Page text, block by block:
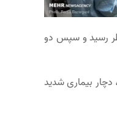
از ساوند هلث، محققان موج آلودگی کووید ۱۹ را که در بهار ۲۰۲۰ به قطر رسید و سپس دو
دفعه اول بیماری شان، دچار بیماری شدید